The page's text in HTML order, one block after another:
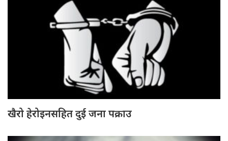
खैरो हेरोइनसहित दुई जना पक्राउ